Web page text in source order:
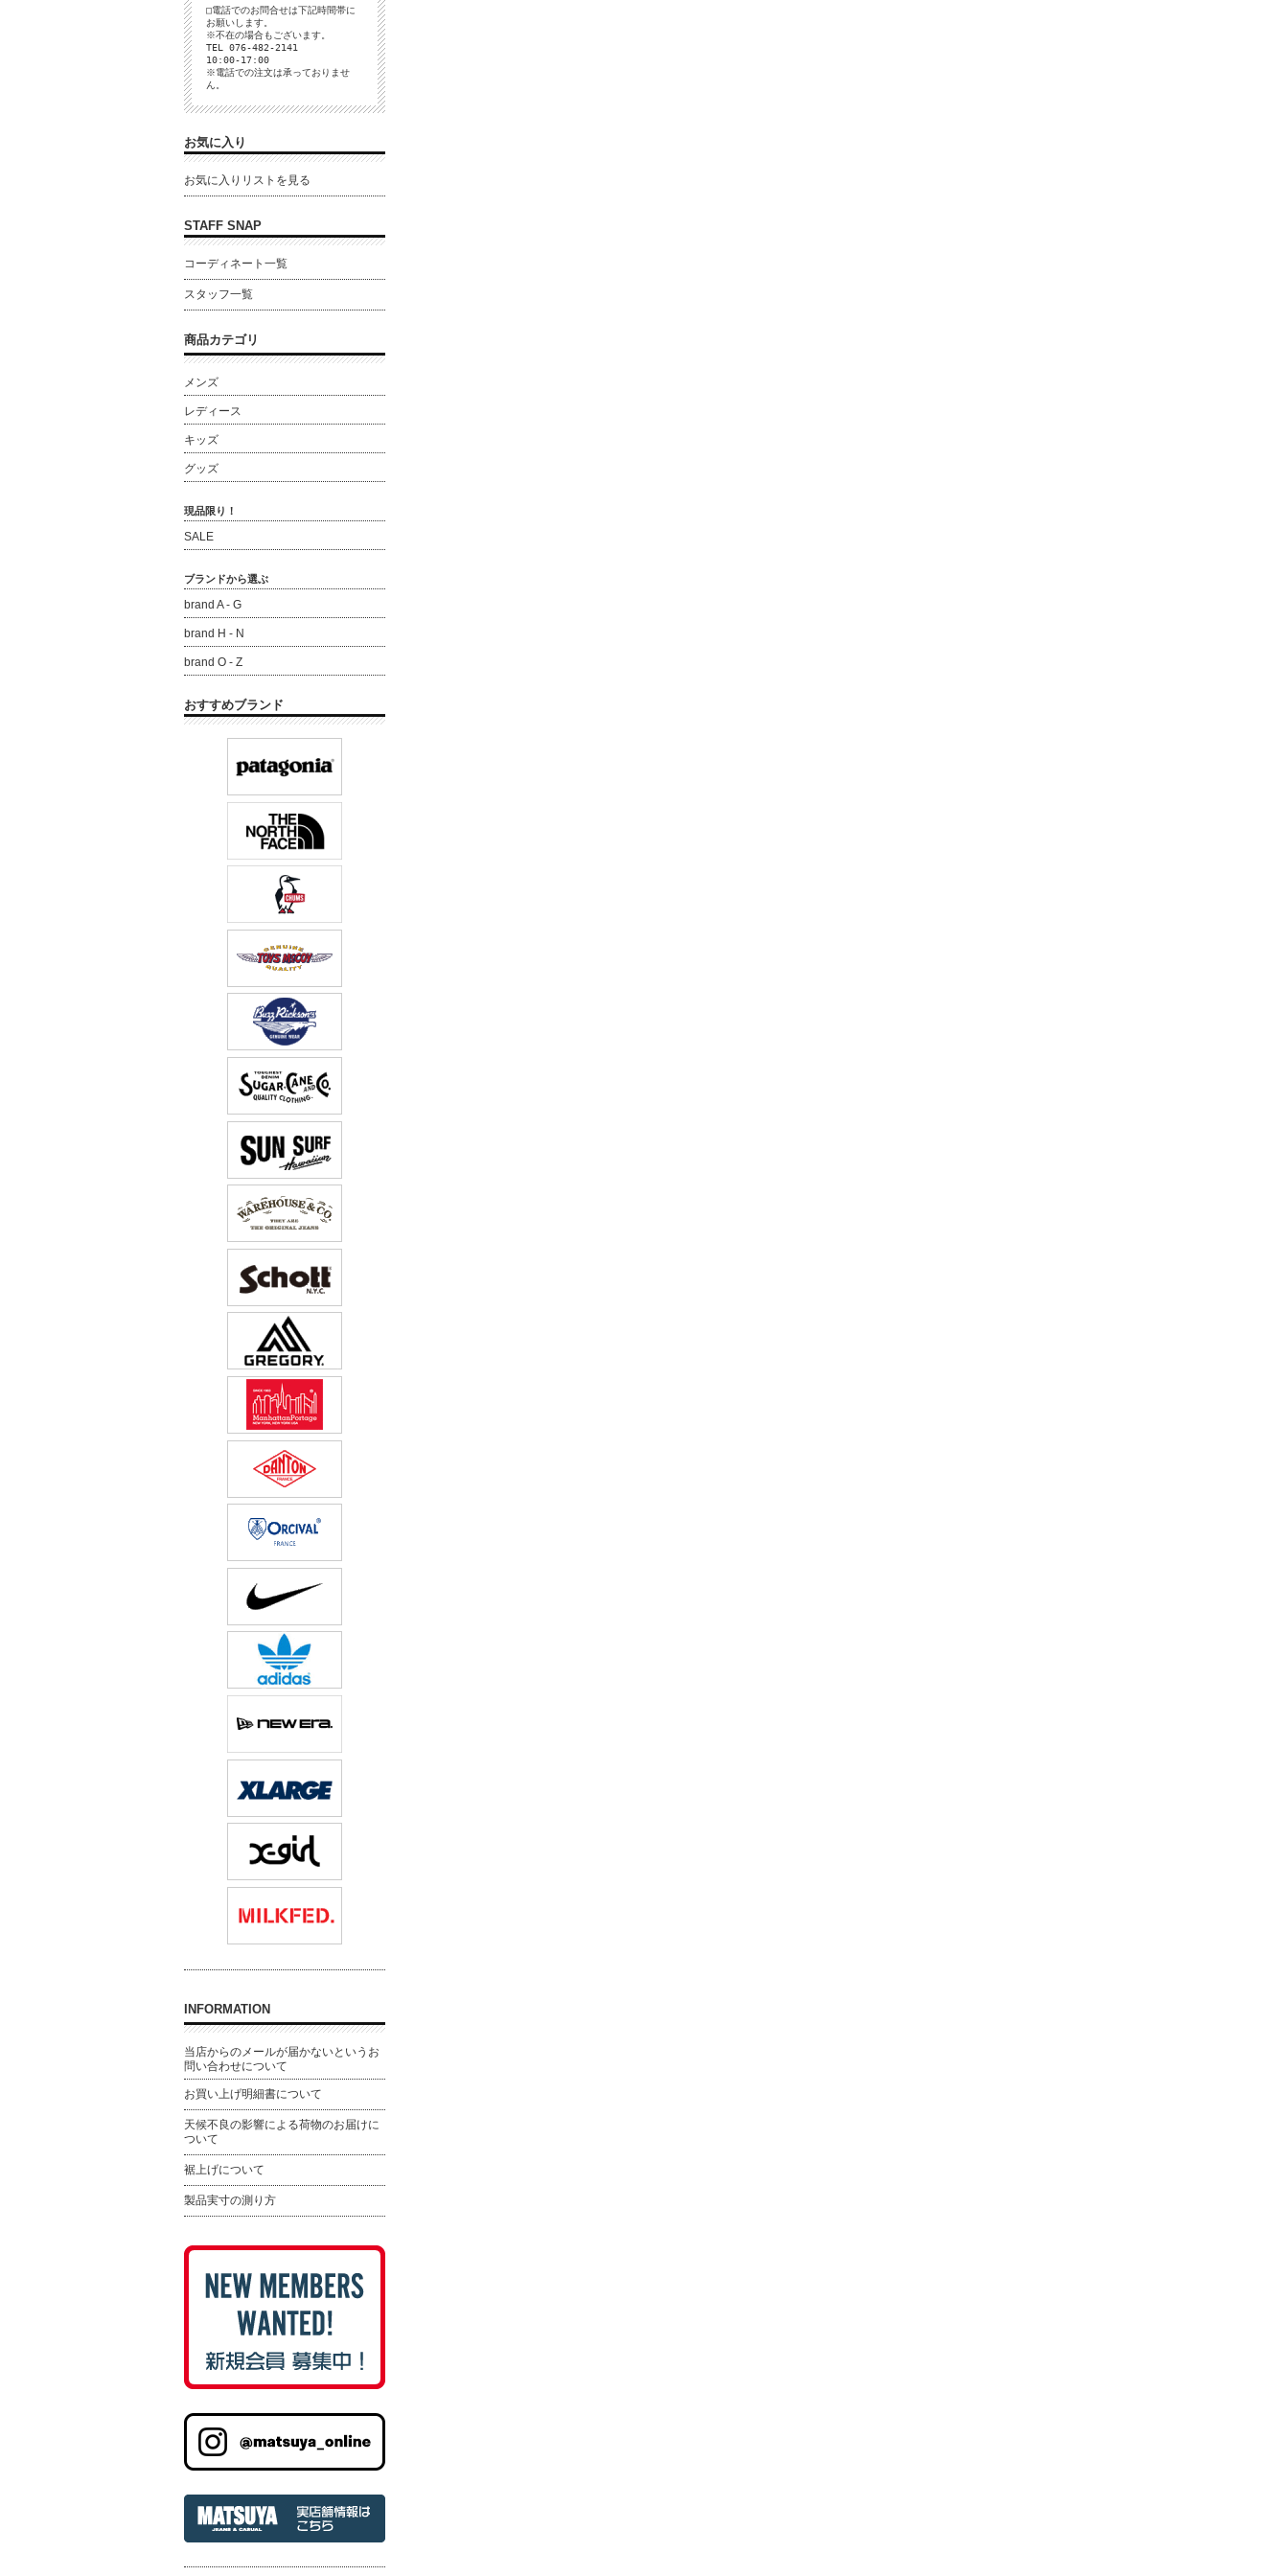
□電話でのお問合せは下記時間帯に
お願いします。
※不在の場合もございます。
TEL 076-482-2141
10:00-17:00
※電話での注文は承っておりませ
ん。
お気に入り
お気に入りリストを見る
STAFF SNAP
コーディネート一覧
スタッフ一覧
商品カテゴリ
メンズ
レディース
キッズ
グッズ
現品限り！
SALE
ブランドから選ぶ
brand A - G
brand H - N
brand O - Z
おすすめブランド
INFORMATION
当店からのメールが届かないというお
問い合わせについて
お買い上げ明細書について
天候不良の影響による荷物のお届けに
ついて
裾上げについて
製品実寸の測り方